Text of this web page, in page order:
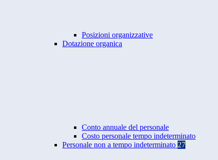
Posizioni organizzative
Dotazione organica
Conto annuale del personale
Costo personale tempo indeterminato
Personale non a tempo indeterminato 27